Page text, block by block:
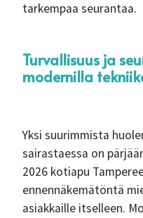
tarkempaa seurantaa.
Turvallisuus ja
modernilla
Yksi suurimmista
sairastaessa on
2026 kotiapu
ennennäkemätöntä
asiakkaille itselleen.